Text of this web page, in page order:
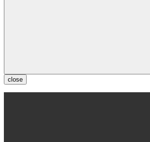
close